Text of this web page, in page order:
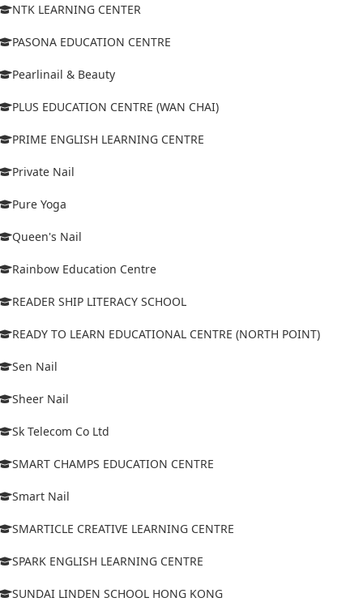
NTK LEARNING CENTER
PASONA EDUCATION CENTRE
Pearlinail & Beauty
PLUS EDUCATION CENTRE (WAN CHAI)
PRIME ENGLISH LEARNING CENTRE
Private Nail
Pure Yoga
Queen's Nail
Rainbow Education Centre
READER SHIP LITERACY SCHOOL
READY TO LEARN EDUCATIONAL CENTRE (NORTH POINT)
Sen Nail
Sheer Nail
Sk Telecom Co Ltd
SMART CHAMPS EDUCATION CENTRE
Smart Nail
SMARTICLE CREATIVE LEARNING CENTRE
SPARK ENGLISH LEARNING CENTRE
SUNDAI LINDEN SCHOOL HONG KONG